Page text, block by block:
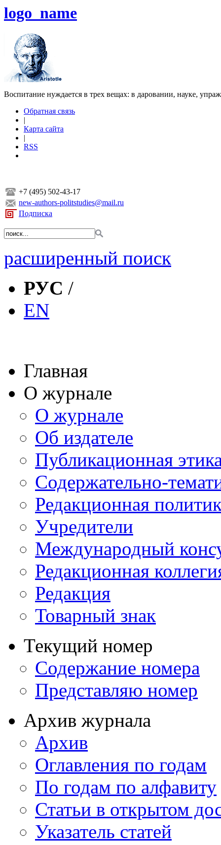
logo_name
Воспитание нуждается в трех вещах: в даровании, науке,
Обратная связь
|
Карта сайта
|
RSS
+7 (495) 502-43-17
new-authors-politstudies@mail.ru
Подписка
расширенный поиск
РУС /
EN
Главная
О журнале
О журнале
Об издателе
Публикационная
Содержательно-
Редакционная
Учредители
Международный
Редакционная
Редакция
Товарный знак
Текущий номер
Содержание номера
Представляю номер
Архив журнала
Архив
Оглавления по годам
По годам по алфавиту
Статьи в открытом
Указатель статей